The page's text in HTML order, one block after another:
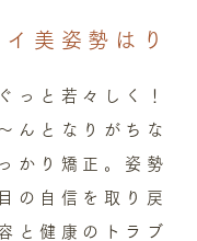
美姿勢はり
っと若々しく！
んとなりがちな
かり矯正。姿勢
の自信を取り戻
と健康のトラブ